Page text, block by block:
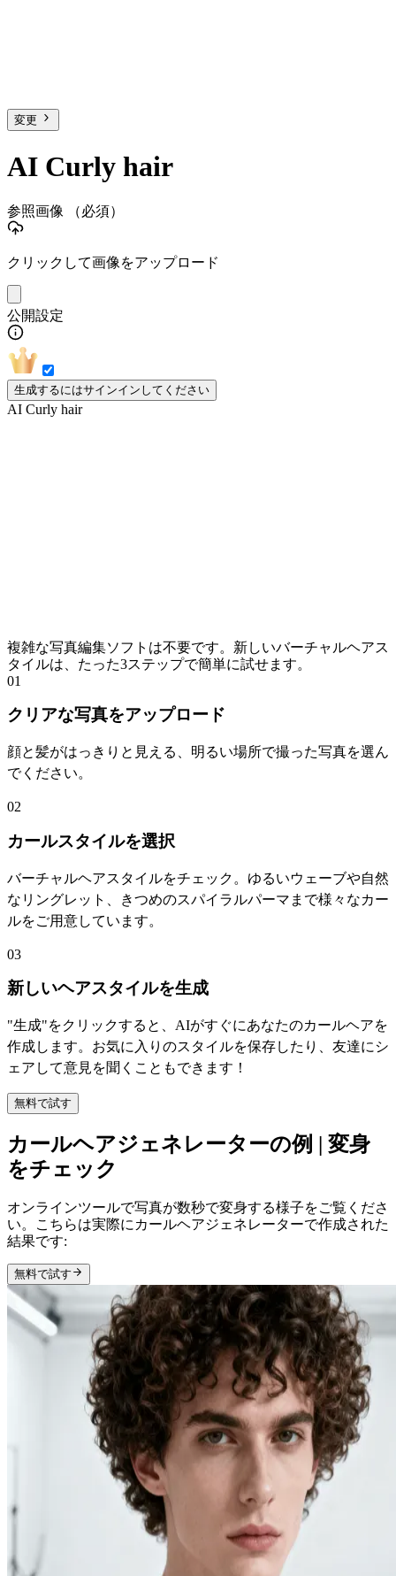
変更
AI Curly hair
参照画像 （必須）
クリックして画像をアップロード
公開設定
生成するにはサインインしてください
AI Curly hair
複雑な写真編集ソフトは不要です。新しいバーチャルヘアス
タイルは、たった3ステップで簡単に試せます。
01
クリアな写真をアップロード
顔と髪がはっきりと見える、明るい場所で撮った写真を選ん
でください。
02
カールスタイルを選択
バーチャルヘアスタイルをチェック。ゆるいウェーブや自然
なリングレット、きつめのスパイラルパーマまで様々なカー
ルをご用意しています。
03
新しいヘアスタイルを生成
"生成"をクリックすると、AIがすぐにあなたのカールヘアを
作成します。お気に入りのスタイルを保存したり、友達にシ
ェアして意見を聞くこともできます！
無料で試す
カールヘアジェネレーターの例 | 変身
をチェック
オンラインツールで写真が数秒で変身する様子をご覧くださ
い。こちらは実際にカールヘアジェネレーターで作成された
結果です:
無料で試す